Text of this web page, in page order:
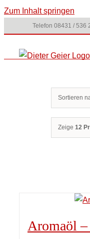
Zum Inhalt springen
Telefon 08431 / 536
Sortieren
Zeige 12
Aromaöl –